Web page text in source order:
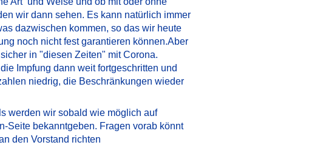
wir dann sehen. Es kann natürlich immer
dazwischen kommen, so das wir heute
noch nicht fest garantieren können.Aber
in "diesen Zeiten" mit Corona.
Impfung dann weit fortgeschritten und
niedrig, die Beschränkungen wieder
werden wir sobald wie möglich auf
Seite bekanntgeben. Fragen vorab könnt
den Vorstand richten